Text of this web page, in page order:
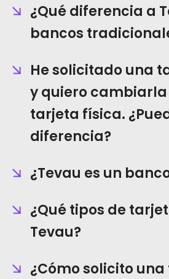
¿Qué diferencia a
bancos
He solicitado una
y quiero
tarjeta física.
diferencia?
¿Tevau es un
¿Qué tipos de
Tevau?
¿Cómo solicito